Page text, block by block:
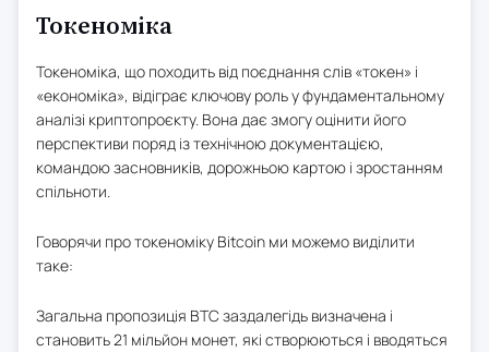
Токеноміка
Токеноміка, що походить від поєднання слів «токен» і
«економіка», відіграє ключову роль у фундаментальному
аналізі криптопроєкту. Вона дає змогу оцінити його
перспективи поряд із технічною документацією,
командою засновників, дорожньою картою і зростанням
спільноти.
Говорячи про токеноміку Bitcoin ми можемо виділити
таке:
Загальна пропозиція BTC заздалегідь визначена і
становить 21 мільйон монет, які створюються і вводяться